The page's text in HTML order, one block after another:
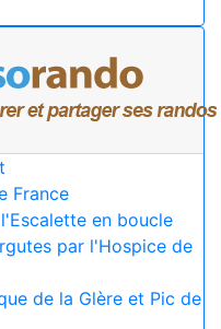
France
en boucle
par l'Hospice de
de la Glère et Pic de